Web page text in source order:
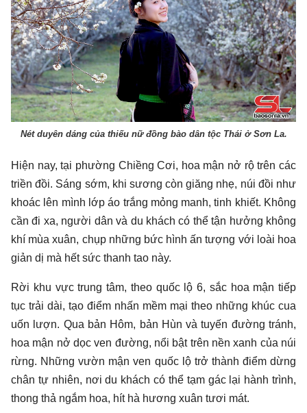
Nét duyên dáng của thiếu nữ đồng bào dân tộc Thái ở Sơn La.
Hiện nay, tại phường Chiềng Cơi, hoa mận nở rộ trên các
triền đồi. Sáng sớm, khi sương còn giăng nhẹ, núi đồi như
khoác lên mình lớp áo trắng mỏng manh, tinh khiết. Không
cần đi xa, người dân và du khách có thể tận hưởng không
khí mùa xuân, chụp những bức hình ấn tượng với loài hoa
giản dị mà hết sức thanh tao này.
Rời khu vực trung tâm, theo quốc lộ 6, sắc hoa mận tiếp
tục trải dài, tạo điểm nhấn mềm mại theo những khúc cua
uốn lượn. Qua bản Hôm, bản Hùn và tuyến đường tránh,
hoa mận nở dọc ven đường, nổi bật trên nền xanh của núi
rừng. Những vườn mận ven quốc lộ trở thành điểm dừng
chân tự nhiên, nơi du khách có thể tạm gác lại hành trình,
thong thả ngắm hoa, hít hà hương xuân tươi mát.